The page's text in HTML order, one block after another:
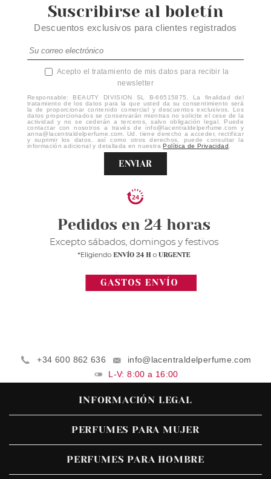
Suscribirse al boletín
Descuentos exclusivos para clientes registrados
Acepto el tratamiento de mis datos para recibir la
newsletter
Responsable: BEAUTY DIVISION SL B-66515875. La finalidad del
tratamiento de los datos para la que usted da su consentimiento será
la de proporcionar contenido comercial y descuentos exclusivos. Los
datos proporcionados se conservarán mientras no solicite el cese de la
actividad y no se cederán a terceros, salvo obligación legal. Puede
contactar con nosotros a través de info@lacentraldelperfume.com y
anna@lacentraldelperfume.com. Ud. tiene derecho a acceder, rectificar
y suprimir los datos, así como otros derechos, puede consultar la
información adicional y detallada en nuestraPolítica de Privacidad
ENVIAR
+34 600 862 636
info@lacentraldelperfume.com
L-V: 8:00 a 16:00
INFORMACIÓN LEGAL
PERFUMES PARA MUJER
PERFUMES PARA HOMBRE